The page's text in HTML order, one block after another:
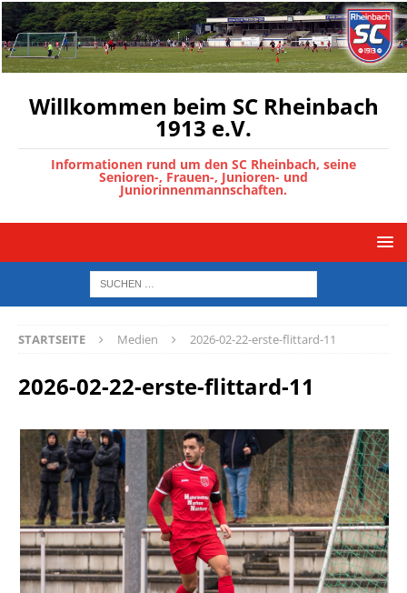
Willkommen beim SC Rheinbach
1913 e.V.
Informationen rund um den SC Rheinbach, seine
Senioren-, Frauen-, Junioren- und
Juniorinnenmannschaften.
STARTSEITE Medien 2026-02-22-erste-flittard-11
2026-02-22-erste-flittard-11